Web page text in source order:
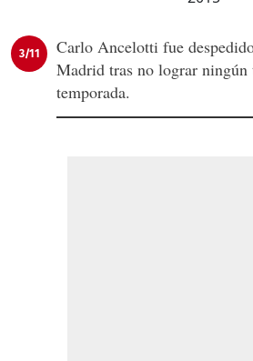
3/11
Carlo Ancelotti fue
Madrid tras no lograr
temporada.